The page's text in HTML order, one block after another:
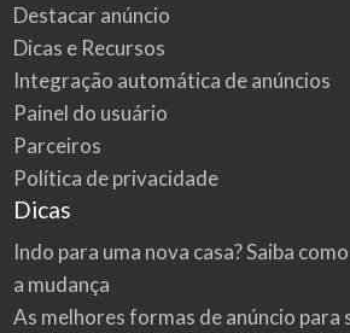
Destacar anúncio
Dicas e Recursos
Integração automática de anúncios
Painel do usuário
Parceiros
Política de privacidade
Dicas
Indo para uma nova casa? Saiba
a mudança
As melhores formas de anúncio para